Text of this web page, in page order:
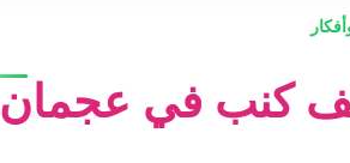
كنب في عجمان